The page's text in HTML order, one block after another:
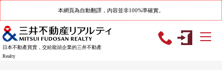
本網頁為自動翻譯，內容並非100%準確實。
日本不動產買賣，交給龍頭企業的三井不動產
Realty